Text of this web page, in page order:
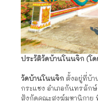
ประวัติวัดบ้านโนนจิก (โด
วัดบ้านโนนจิก ตั้งอยู่ที่บ้า
กระแชง อำเภอกันทรลัก
สังกัดคณะสงฆ์มหานิกาย